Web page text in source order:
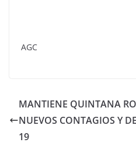
AGC
MANTIENE QUINTANA
NUEVOS CONTAGIOS Y
19